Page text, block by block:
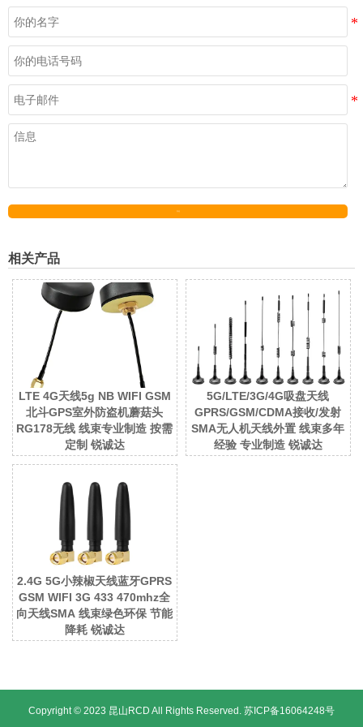
相关产品
LTE 4G天线5g NB WIFI GSM
北斗GPS室外防盗机蘑菇头
RG178无线 线束专业制造 按需
定制 锐诚达
5G/LTE/3G/4G吸盘天线
GPRS/GSM/CDMA接收/发射
SMA无人机天线外置 线束多年
经验 专业制造 锐诚达
2.4G 5G小辣椒天线蓝牙GPRS
GSM WIFI 3G 433 470mhz全
向天线SMA 线束绿色环保 节能
降耗 锐诚达
Copyright © 2023 昆山RCD All Rights Reserved. 苏ICP备16064248号